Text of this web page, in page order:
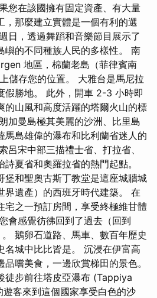
您在該國擁有固定資產、有大量
，那麼建立實體是一個有利的選
日，透過舞蹈和音樂節目展示了
嶼的不同種族人民的多樣性。 南
地區，棉蘭老島（菲律賓南
儲存您的位置。 大雅台是馬尼拉
假勝地。 此外，開車 2-3 小時即
的山風和高度活躍的塔爾火山的標
加曼島極其美麗的沙洲、比里島
馬島雄偉的瀑布和比利蘭省迷人的
呂宋中部三描禮士省、打拉省、
夏省和奧羅拉省的熱門起點。
堡和聖奧古斯丁教堂是這座城牆城
界遺產）的西班牙時代建築。 在
宅之一預訂房間，享受終極維甘體
會感覺彷彿回到了過去（回到
鵝卵石道路、馬車、數百年歷史
名城中比比皆是。 沉浸在伊富高
嚐美食，一邊欣賞梯田的景色。
徒步前往塔皮亞瀑布 (Tappiya
客來到這個國家享受白色的沙